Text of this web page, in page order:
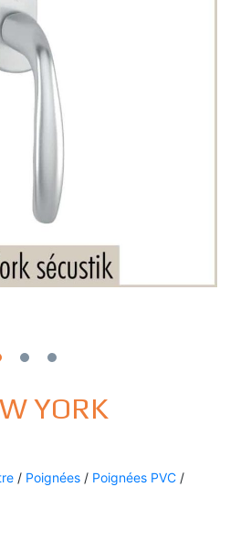
YORK
/ Poignées / Poignées PVC /